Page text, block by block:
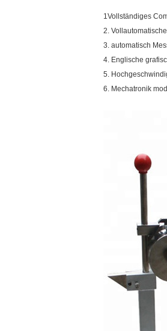
1Vollständiges
2.
3. automatisch
4. Englische
5.
6. Mechatronik